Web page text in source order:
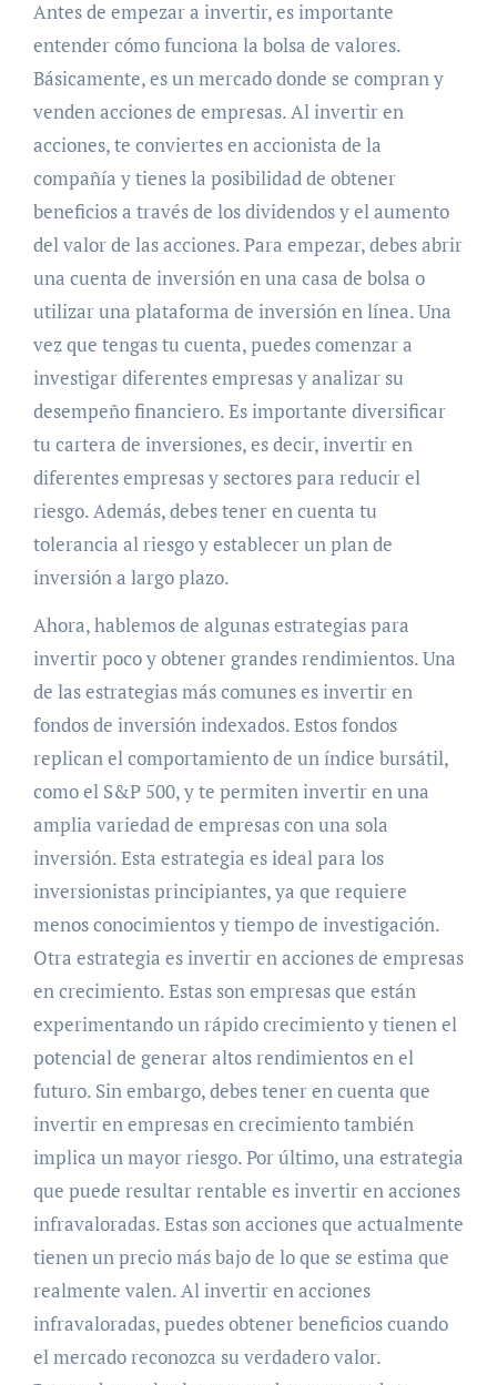
Antes de empezar a invertir, es importante
entender cómo funciona la bolsa de valores.
Básicamente, es un mercado donde se compran y
venden acciones de empresas. Al invertir en
acciones, te conviertes en accionista de la
compañía y tienes la posibilidad de obtener
beneficios a través de los dividendos y el aumento
del valor de las acciones. Para empezar, debes abrir
una cuenta de inversión en una casa de bolsa o
utilizar una plataforma de inversión en línea. Una
vez que tengas tu cuenta, puedes comenzar a
investigar diferentes empresas y analizar su
desempeño financiero. Es importante diversificar
tu cartera de inversiones, es decir, invertir en
diferentes empresas y sectores para reducir el
riesgo. Además, debes tener en cuenta tu
tolerancia al riesgo y establecer un plan de
inversión a largo plazo.
Ahora, hablemos de algunas estrategias para
invertir poco y obtener grandes rendimientos. Una
de las estrategias más comunes es invertir en
fondos de inversión indexados. Estos fondos
replican el comportamiento de un índice bursátil,
como el S&P 500, y te permiten invertir en una
amplia variedad de empresas con una sola
inversión. Esta estrategia es ideal para los
inversionistas principiantes, ya que requiere
menos conocimientos y tiempo de investigación.
Otra estrategia es invertir en acciones de empresas
en crecimiento. Estas son empresas que están
experimentando un rápido crecimiento y tienen el
potencial de generar altos rendimientos en el
futuro. Sin embargo, debes tener en cuenta que
invertir en empresas en crecimiento también
implica un mayor riesgo. Por último, una estrategia
que puede resultar rentable es invertir en acciones
infravaloradas. Estas son acciones que actualmente
tienen un precio más bajo de lo que se estima que
realmente valen. Al invertir en acciones
infravaloradas, puedes obtener beneficios cuando
el mercado reconozca su verdadero valor.